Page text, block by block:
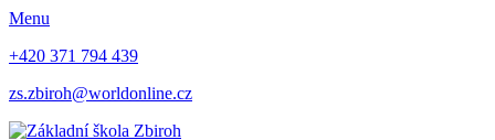
Menu
+420 371 794 439
zs.zbiroh@worldonline.cz